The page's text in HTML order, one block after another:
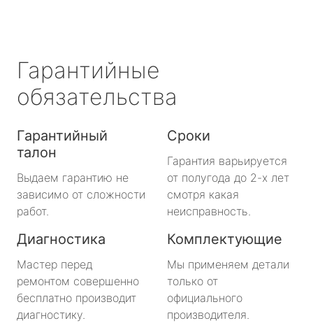
Гарантийные
обязательства
Гарантийный
талон
Выдаем гарантию не
зависимо от сложности
работ.
Сроки
Гарантия варьируется
от полугода до 2-х лет
смотря какая
неисправность.
Диагностика
Мастер перед
ремонтом совершенно
бесплатно производит
диагностику.
Комплектующие
Мы применяем детали
только от
официального
производителя.